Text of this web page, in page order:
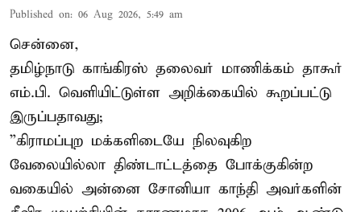
Published on: 06 Aug 2026, 5:49 am
சென்னை,
தமிழ்நாடு காங்கிரஸ் தலைவர் மாணிக்கம் தாகூர்
எம்.பி. வெளியிட்டுள்ள அறிக்கையில் கூறப்பட்டு
இருப்பதாவது;
”கிராமப்புற மக்களிடையே நிலவுகிற
வேலையில்லா திண்டாட்டத்தை போக்குகின்ற
வகையில் அன்னை சோனியா காந்தி அவர்களின்